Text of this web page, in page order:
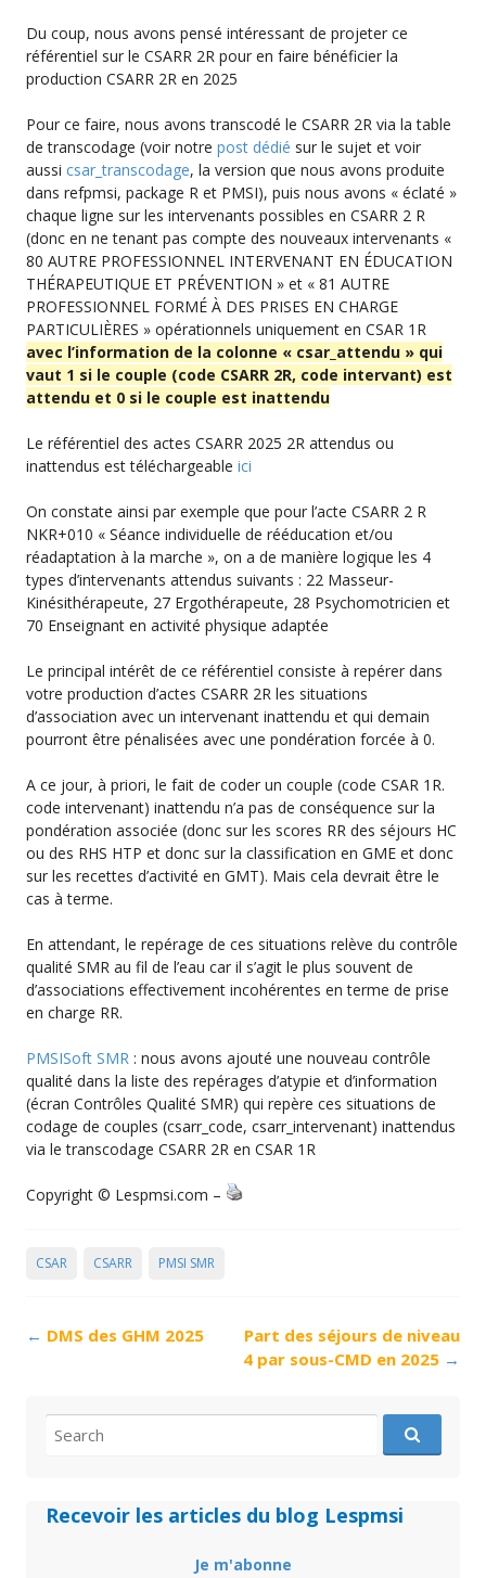
Du coup, nous avons pensé intéressant de projeter ce
référentiel sur le CSARR 2R pour en faire bénéficier la
production CSARR 2R en 2025
Pour ce faire, nous avons transcodé le CSARR 2R via la table
de transcodage (voir notre post dédié sur le sujet et voir
aussi csar_transcodage, la version que nous avons produite
dans refpmsi, package R et PMSI), puis nous avons « éclaté »
chaque ligne sur les intervenants possibles en CSARR 2 R
(donc en ne tenant pas compte des nouveaux intervenants «
80 AUTRE PROFESSIONNEL INTERVENANT EN ÉDUCATION
THÉRAPEUTIQUE ET PRÉVENTION » et « 81 AUTRE
PROFESSIONNEL FORMÉ À DES PRISES EN CHARGE
PARTICULIÈRES » opérationnels uniquement en CSAR 1R
avec l’information de la colonne « csar_attendu » qui
vaut 1 si le couple (code CSARR 2R, code intervant) est
attendu et 0 si le couple est inattendu
Le référentiel des actes CSARR 2025 2R attendus ou
inattendus est téléchargeable ici
On constate ainsi par exemple que pour l’acte CSARR 2 R
NKR+010 « Séance individuelle de rééducation et/ou
réadaptation à la marche », on a de manière logique les 4
types d’intervenants attendus suivants : 22 Masseur-
Kinésithérapeute, 27 Ergothérapeute, 28 Psychomotricien et
70 Enseignant en activité physique adaptée
Le principal intérêt de ce référentiel consiste à repérer dans
votre production d’actes CSARR 2R les situations
d’association avec un intervenant inattendu et qui demain
pourront être pénalisées avec une pondération forcée à 0.
A ce jour, à priori, le fait de coder un couple (code CSAR 1R.
code intervenant) inattendu n’a pas de conséquence sur la
pondération associée (donc sur les scores RR des séjours HC
ou des RHS HTP et donc sur la classification en GME et donc
sur les recettes d’activité en GMT). Mais cela devrait être le
cas à terme.
En attendant, le repérage de ces situations relève du contrôle
qualité SMR au fil de l’eau car il s’agit le plus souvent de
d’associations effectivement incohérentes en terme de prise
en charge RR.
PMSISoft SMR : nous avons ajouté une nouveau contrôle
qualité dans la liste des repérages d’atypie et d’information
(écran Contrôles Qualité SMR) qui repère ces situations de
codage de couples (csarr_code, csarr_intervenant) inattendus
via le transcodage CSARR 2R en CSAR 1R
Copyright © Lespmsi.com –
CSAR CSARR PMSI SMR
Post
← DMS des GHM 2025
Part des séjours de niveau
4 par sous-CMD en 2025 →
for:
Recevoir les articles du blog Lespmsi
Je m'abonne